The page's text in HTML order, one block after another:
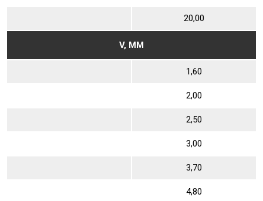
20,00
V, ММ
1,60
2,00
2,50
3,00
3,70
4,80